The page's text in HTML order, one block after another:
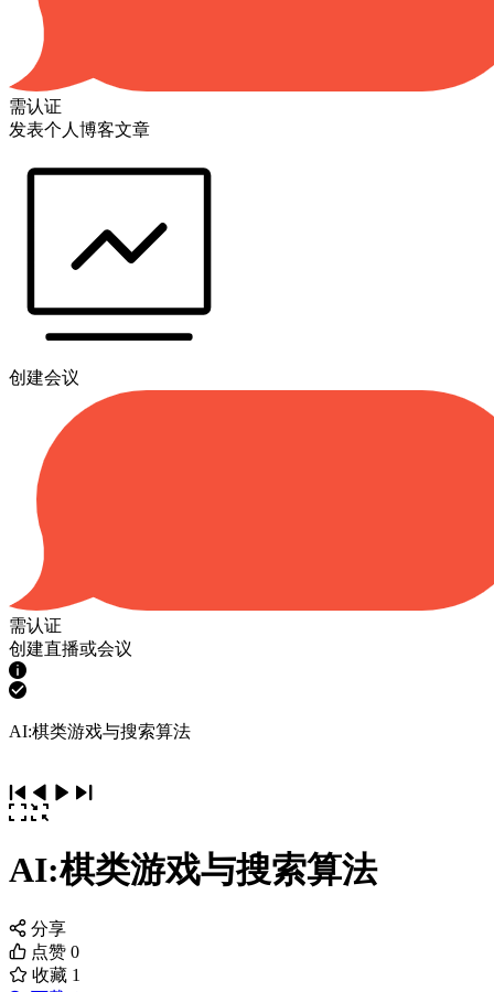
需认证
发表个人博客文章
创建会议
需认证
创建直播或会议
AI:棋类游戏与搜索算法
AI:棋类游戏与搜索算法
分享
点赞 0
收藏 1